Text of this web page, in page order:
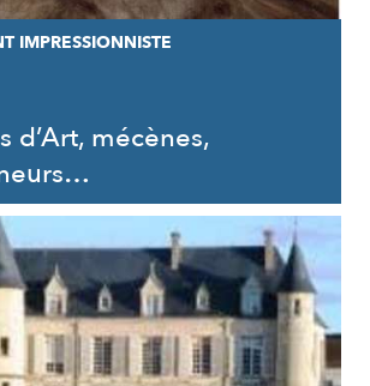
IMPRESSIONNISTE
d’Art, mécènes,